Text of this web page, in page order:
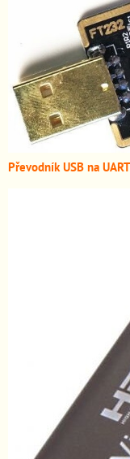
Převodník USB na UART